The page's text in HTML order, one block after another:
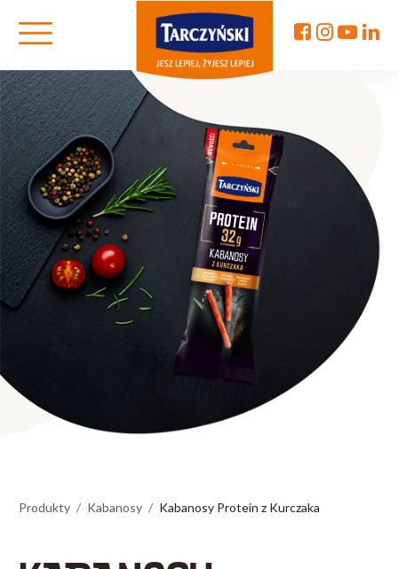
Produkty Kabanosy Kabanosy Protein z Kurczaka